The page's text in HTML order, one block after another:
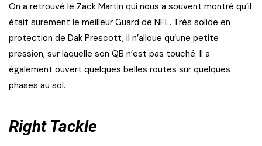
On a retrouvé le Zack Martin qui nous a souvent montré qu’il
était surement le meilleur Guard de NFL. Très solide en
protection de Dak Prescott, il n’alloue qu’une petite
pression, sur laquelle son QB n’est pas touché. Il a
également ouvert quelques belles routes sur quelques
phases au sol.
Right Tackle